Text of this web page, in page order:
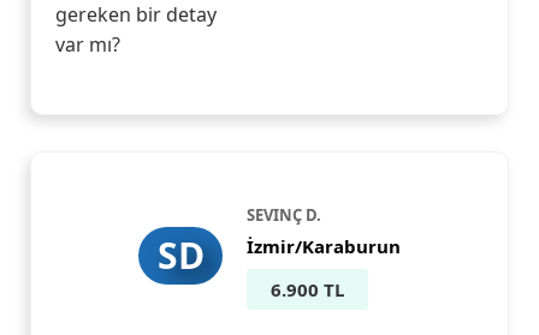
gereken bir detay
var mı?
SD
SEVINÇ D.
İzmir/Karaburun
6.900 TL